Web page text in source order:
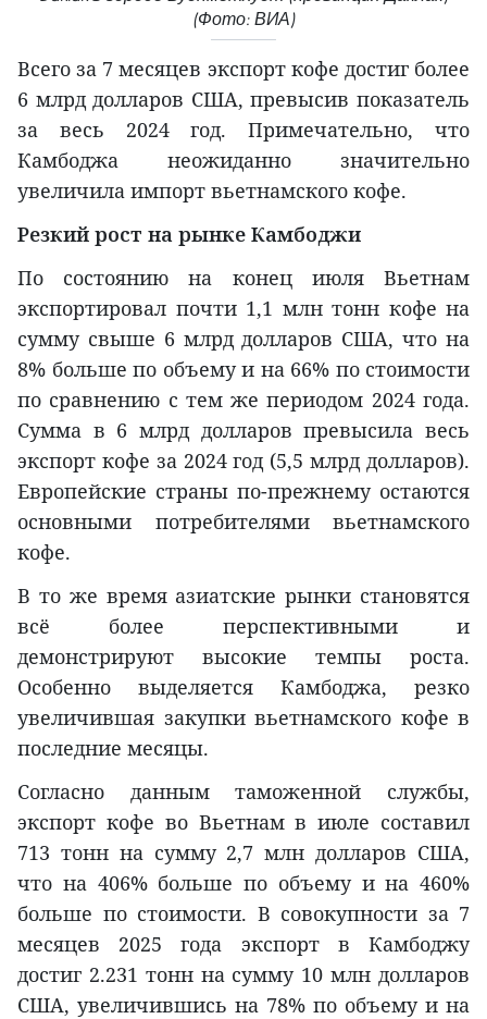
(Фото: ВИА)
Всего за 7 месяцев экспорт кофе достиг более
6 млрд долларов США, превысив показатель
за весь 2024 год. Примечательно, что
Камбоджа неожиданно значительно
увеличила импорт вьетнамского кофе.
Резкий рост на рынке Камбоджи
По состоянию на конец июля Вьетнам
экспортировал почти 1,1 млн тонн кофе на
сумму свыше 6 млрд долларов США, что на
8% больше по объему и на 66% по стоимости
по сравнению с тем же периодом 2024 года.
Сумма в 6 млрд долларов превысила весь
экспорт кофе за 2024 год (5,5 млрд долларов).
Европейские страны по-прежнему остаются
основными потребителями вьетнамского
кофе.
В то же время азиатские рынки становятся
всё более перспективными и
демонстрируют высокие темпы роста.
Особенно выделяется Камбоджа, резко
увеличившая закупки вьетнамского кофе в
последние месяцы.
Согласно данным таможенной службы,
экспорт кофе во Вьетнам в июле составил
713 тонн на сумму 2,7 млн долларов США,
что на 406% больше по объему и на 460%
больше по стоимости. В совокупности за 7
месяцев 2025 года экспорт в Камбоджу
достиг 2.231 тонн на сумму 10 млн долларов
США, увеличившись на 78% по объему и на